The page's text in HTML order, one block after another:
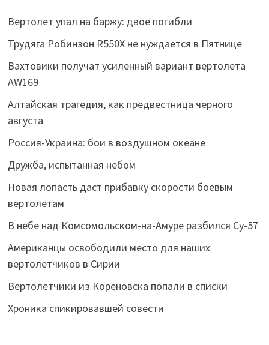
Вертолет упал на баржу: двое погибли
Трудяга Робинзон R550X не нуждается в Пятнице
Вахтовики получат усиленный вариант вертолета
AW169
Алтайская трагедия, как предвестница черного
августа
Россия-Украина: бои в воздушном океане
Дружба, испытанная небом
Новая лопасть даст прибавку скорости боевым
вертолетам
В небе над Комсомольском-на-Амуре разбился Су-57
Американцы освободили место для наших
вертолетчиков в Сирии
Вертолетчики из Кореновска попали в списки
Хроника спикировавшей совести